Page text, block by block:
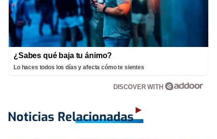
¿Sabes qué baja tu ánimo?
Lo haces todos los días y afecta cómo te sientes
DISCOVER WITH
Noticias Relacionadas